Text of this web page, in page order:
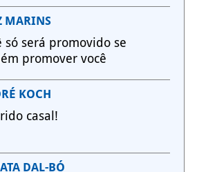
MARINS
só será promovido se
promover você
KOCH
casal!
DAL-BÓ